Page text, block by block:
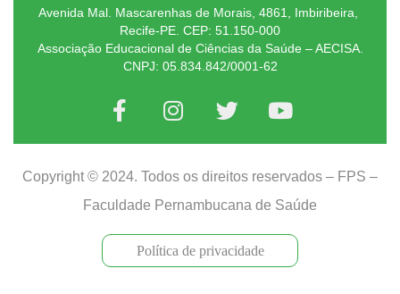
Avenida Mal. Mascarenhas de Morais, 4861, Imbiribeira,
Recife-PE. CEP: 51.150-000
Associação Educacional de Ciências da Saúde – AECISA.
CNPJ: 05.834.842/0001-62
Copyright © 2024. Todos os direitos reservados – FPS –
Faculdade Pernambucana de Saúde
Política de privacidade